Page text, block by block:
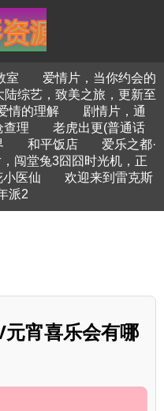
室
爱情片，当你约会的
陆综艺，致美之旅，更新至
情的理解
剧情片，通
查理
老虎出更(普通话
和平饭店
爱乐之都·
闯堂兔3囧囧时光机，正
医仙
欢迎来到雷克斯
派2
宵喜乐会有哪